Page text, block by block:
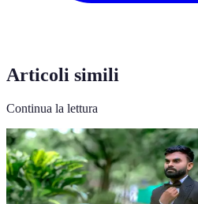
Articoli simili
Continua la lettura